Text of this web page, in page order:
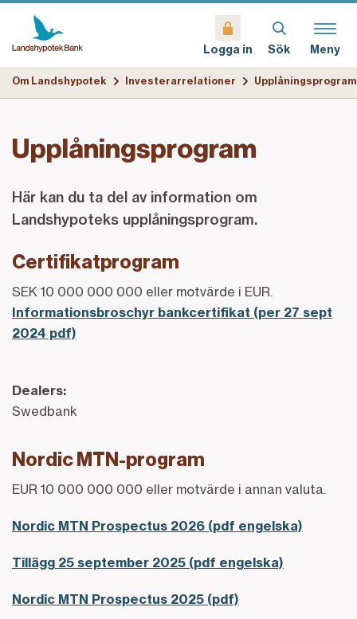
Logga in Sök Meny
Om Landshypotek Investerarrelationer Upplåningsprogram
Upplåningsprogram
Här kan du ta del av information om
Landshypoteks upplåningsprogram.
Certifikatprogram
SEK 10 000 000 000 eller motvärde i EUR.
Informationsbroschyr bankcertifikat (per 27 sept
2024 pdf)
Dealers:
Swedbank
Nordic MTN-program
EUR 10 000 000 000 eller motvärde i annan valuta.
Nordic MTN Prospectus 2026 (pdf engelska)
Tillägg 25 september 2025 (pdf engelska)
Nordic MTN Prospectus 2025 (pdf)